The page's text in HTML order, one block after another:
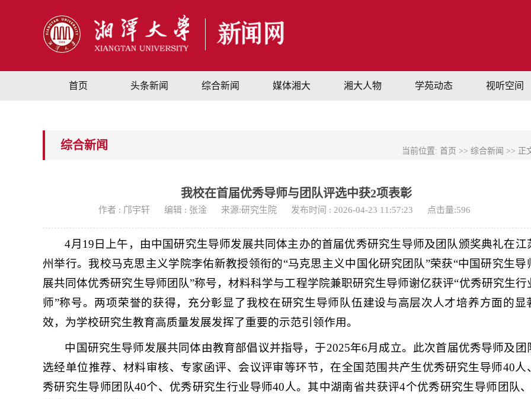
首页 头条新闻 综合新闻 媒体湘大 湘大人物 学苑动态 视听空间
当前位置: 首页 >> 综合新闻 >> 正
综合新闻
我校在首届优秀导师与团队评选中获2项表彰
作者 : 邝宇轩 编辑 : 张淦 来源:研究生院 发布时间 : 2026-04-23 11:57:23 点击量:596
4月19日上午，由中国研究生导师发展共同体主办的首届优秀研究生导师及团队颁奖典礼在江
州举行。我校马克思主义学院李佑新教授领衔的“马克思主义中国化研究团队”荣获“中国研究生导
展共同体优秀研究生导师团队”称号，材料科学与工程学院兼职研究生导师谢亿获评“优秀研究生行
师”称号。两项荣誉的获得，充分彰显了我校在研究生导师队伍建设与高层次人才培养方面的显
效，为学校研究生教育高质量发展发挥了重要的示范引领作用。
中国研究生导师发展共同体由教育部倡议并指导，于2025年6月成立。此次首届优秀导师及团
选经单位推荐、材料审核、专家函评、会议评审等环节，在全国范围共产生优秀研究生导师40人
秀研究生导师团队40个、优秀研究生行业导师40人。其中湖南省共获评4个优秀研究生导师团队